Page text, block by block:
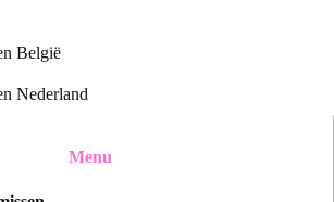
België
Nederland
Menu